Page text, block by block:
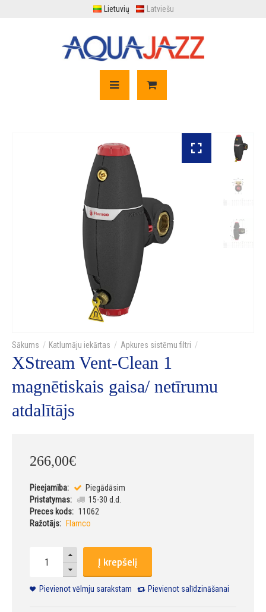
Lietuvių Latviešu
Katlumāju iekārtas Apkures sistēmu filtri
XStream Vent-Clean 1
magnētiskais gaisa/ netīrumu
atdalītājs
266,00€
Pieejamība:
Piegādāsim
Pristatymas:
15-30 d.d.
Preces kods: 11062
Ražotājs:
Flamco
Į krepšelį
Pievienot vēlmju sarakstam Pievienot salīdzināšanai